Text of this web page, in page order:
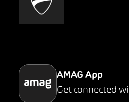
Parking
AMAG App
Get connected